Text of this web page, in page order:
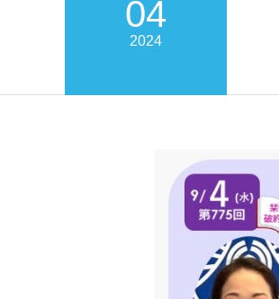
04
2024